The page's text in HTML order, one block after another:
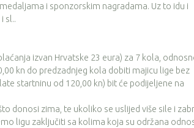
i sponzorskim nagradama. Uz to idu i
sl..
izvan Hrvatske 23 eura) za 7 kola,
kn do predzadnjeg kola dobiti majicu lige bez
startninu od 120,00 kn) bit će podijeljene na
zima, te ukoliko se uslijed više sile i
ligu zaključiti sa kolima koja su održana